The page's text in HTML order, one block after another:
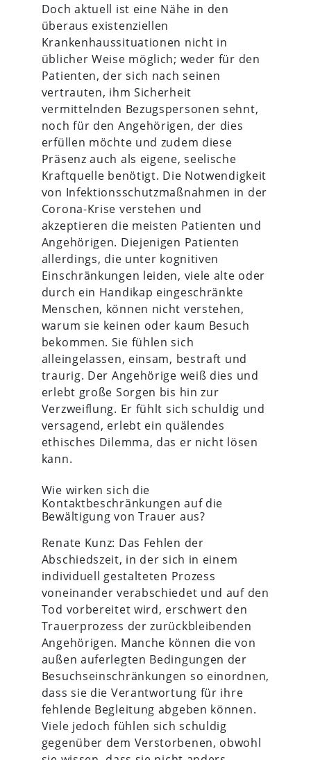
Doch aktuell ist eine Nähe in den
überaus existenziellen
Krankenhaussituationen nicht in
üblicher Weise möglich; weder für den
Patienten, der sich nach seinen
vertrauten, ihm Sicherheit
vermittelnden Bezugspersonen sehnt,
noch für den Angehörigen, der dies
erfüllen möchte und zudem diese
Präsenz auch als eigene, seelische
Kraftquelle benötigt. Die Notwendigkeit
von Infektionsschutzmaßnahmen in der
Corona-Krise verstehen und
akzeptieren die meisten Patienten und
Angehörigen. Diejenigen Patienten
allerdings, die unter kognitiven
Einschränkungen leiden, viele alte oder
durch ein Handikap eingeschränkte
Menschen, können nicht verstehen,
warum sie keinen oder kaum Besuch
bekommen. Sie fühlen sich
alleingelassen, einsam, bestraft und
traurig. Der Angehörige weiß dies und
erlebt große Sorgen bis hin zur
Verzweiflung. Er fühlt sich schuldig und
versagend, erlebt ein quälendes
ethisches Dilemma, das er nicht lösen
kann.
Wie wirken sich die
Kontaktbeschränkungen auf die
Bewältigung von Trauer aus?
Renate Kunz: Das Fehlen der
Abschiedszeit, in der sich in einem
individuell gestalteten Prozess
voneinander verabschiedet und auf den
Tod vorbereitet wird, erschwert den
Trauerprozess der zurückbleibenden
Angehörigen. Manche können die von
außen auferlegten Bedingungen der
Besuchseinschränkungen so einordnen,
dass sie die Verantwortung für ihre
fehlende Begleitung abgeben können.
Viele jedoch fühlen sich schuldig
gegenüber dem Verstorbenen, obwohl